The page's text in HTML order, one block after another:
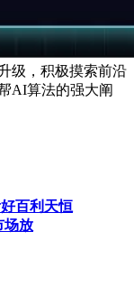
级，积极摸索前沿
AI算法的强大阐
百利天恒
场放